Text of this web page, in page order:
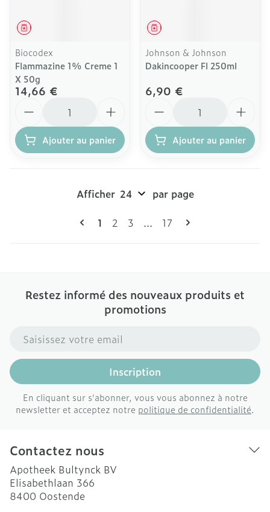
Médicament
Biocodex
Flammazine 1% Creme 1
X 50g
14,66 €
Ajouter au panier
Médicament
Johnson & Johnson
Dakincooper Fl 250ml
6,90 €
Ajouter au panier
Vous lisez actuellement la page
1 Page
2 Page
3 ... Page
17
Afficher par page
Restez informé des nouveaux produits et
promotions
Adresse mail
Inscription
En cliquant sur s'abonner, vous vous abonnez à notre
newsletter et acceptez notre politique de confidentialité.
Contactez nous
Apotheek Bultynck BV
Elisabethlaan 366
8400 Oostende